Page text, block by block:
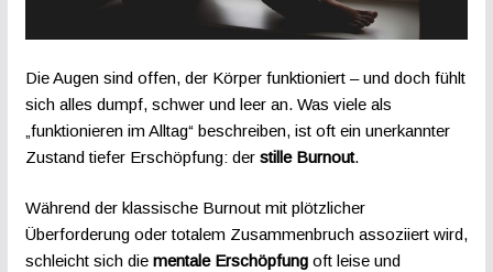
Die Augen sind offen, der Körper funktioniert – und doch fühlt
sich alles dumpf, schwer und leer an. Was viele als
„funktionieren im Alltag“ beschreiben, ist oft ein unerkannter
Zustand tiefer Erschöpfung: der stille Burnout.
Während der klassische Burnout mit plötzlicher
Überforderung oder totalem Zusammenbruch assoziiert wird,
schleicht sich die mentale Erschöpfungoft leise und